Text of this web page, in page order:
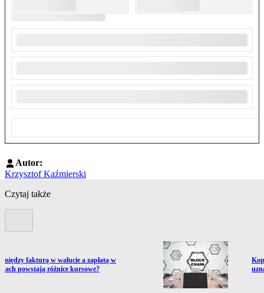
Autor:
Krzysztof Kaźmierski
Czytaj także
do artykułu:fakturą w walucie a zapłatą w
powstają różnice kursowe?